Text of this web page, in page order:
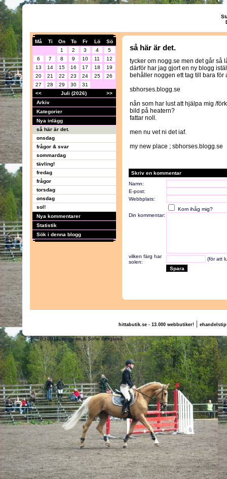
Må Ti On To Fr Lö
Sö
1
2 3 4
5
6
7 8 9 10 11
12
13
14 15 16 17 18
19
20
21 22 23 24 25
26
27
28 29 30
31
<<
Juli (2026)
>>
Arkiv
Kategorier
Nya inlägg
så här är det.
onsdag
frågor & svar
sommardag
tävling!
fredag
frågor
torsdag
onsdag
sol!
Nya kommentarer
Statistik
Sök i denna blogg
så här är det.
tycker om nogg.se men det går så
därför har jag gjort en ny blogg
behåller noggen ett tag till bara för
sbhorses.blogg.se
nån som har lust att hjälpa mig /
bild på heatern?
fattar noll.
men nu vet ni det iaf.
my new place ; sbhorses.blogg.se
Skriv en kommentar
Namn:
E-post:
Webbplats:
Kom ihåg mig?
Din kommentar:
vilken färg har
solen:
(för att
hittabutik.se - 13.000 webbutiker!|
(c) 2011, nogg.se & Sofie Berglund